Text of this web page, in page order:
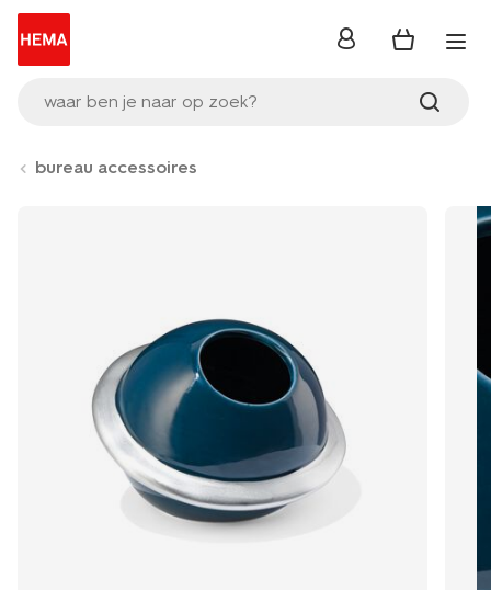
waar ben je naar op zoek?
inloggen
bureau accessoires